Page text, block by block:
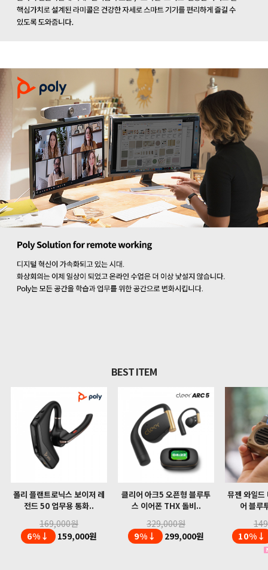
BEST ITEM
폴리 플랜트로닉스 보이저 레
전드 50 업무용 통화..
169,000원
6%↓
159,000원
클리어 아크5 오픈형 블루투
스 이어폰 THX 돌비..
329,000원
9%↓
299,000원
뮤젠 와일
어 블루
10%↓